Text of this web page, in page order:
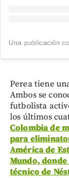
Perea tiene
Ambos se
futbolista
los últimos
Colombia de
para
América de
Mundo,
técnico de